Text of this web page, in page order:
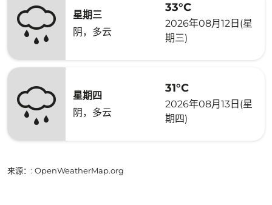
星期三
阴，多云
33°C
2026年08月12日(星
期三)
星期四
阴，多云
31°C
2026年08月13日(星
期四)
来源： : OpenWeatherMap.org